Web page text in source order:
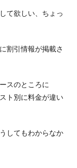
て欲しい、ちょっ
割引情報が掲載さ
スのところに
ト別に料金が違い
してもわからなか